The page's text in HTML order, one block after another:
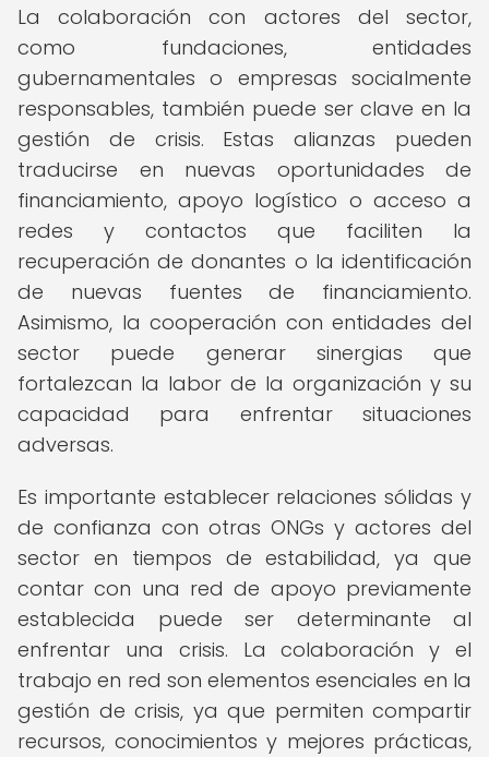
La colaboración con actores del sector,
como fundaciones, entidades
gubernamentales o empresas socialmente
responsables, también puede ser clave en la
gestión de crisis. Estas alianzas pueden
traducirse en nuevas oportunidades de
financiamiento, apoyo logístico o acceso a
redes y contactos que faciliten la
recuperación de donantes o la identificación
de nuevas fuentes de financiamiento.
Asimismo, la cooperación con entidades del
sector puede generar sinergias que
fortalezcan la labor de la organización y su
capacidad para enfrentar situaciones
adversas.
Es importante establecer relaciones sólidas y
de confianza con otras ONGs y actores del
sector en tiempos de estabilidad, ya que
contar con una red de apoyo previamente
establecida puede ser determinante al
enfrentar una crisis. La colaboración y el
trabajo en red son elementos esenciales en la
gestión de crisis, ya que permiten compartir
recursos, conocimientos y mejores prácticas,